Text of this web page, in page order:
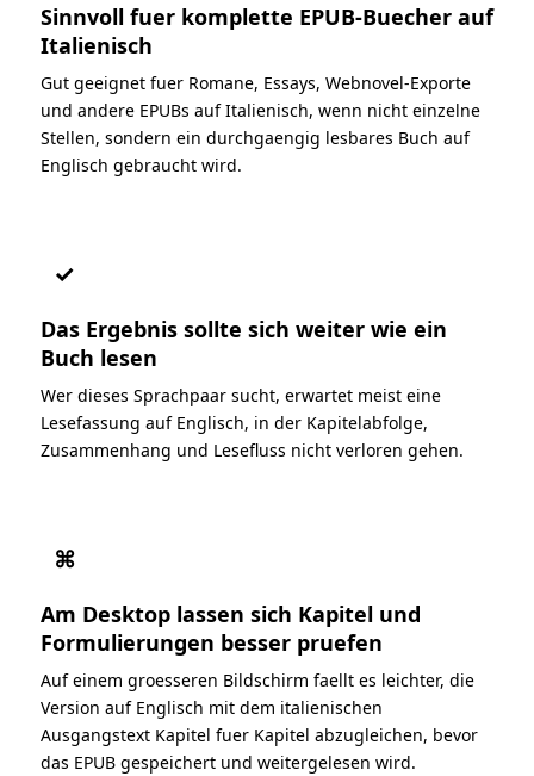
Sinnvoll fuer komplette EPUB-Buecher auf
Italienisch
Gut geeignet fuer Romane, Essays, Webnovel-Exporte
und andere EPUBs auf Italienisch, wenn nicht einzelne
Stellen, sondern ein durchgaengig lesbares Buch auf
Englisch gebraucht wird.
✓
Das Ergebnis sollte sich weiter wie ein
Buch lesen
Wer dieses Sprachpaar sucht, erwartet meist eine
Lesefassung auf Englisch, in der Kapitelabfolge,
Zusammenhang und Lesefluss nicht verloren gehen.
⌘
Am Desktop lassen sich Kapitel und
Formulierungen besser pruefen
Auf einem groesseren Bildschirm faellt es leichter, die
Version auf Englisch mit dem italienischen
Ausgangstext Kapitel fuer Kapitel abzugleichen, bevor
das EPUB gespeichert und weitergelesen wird.